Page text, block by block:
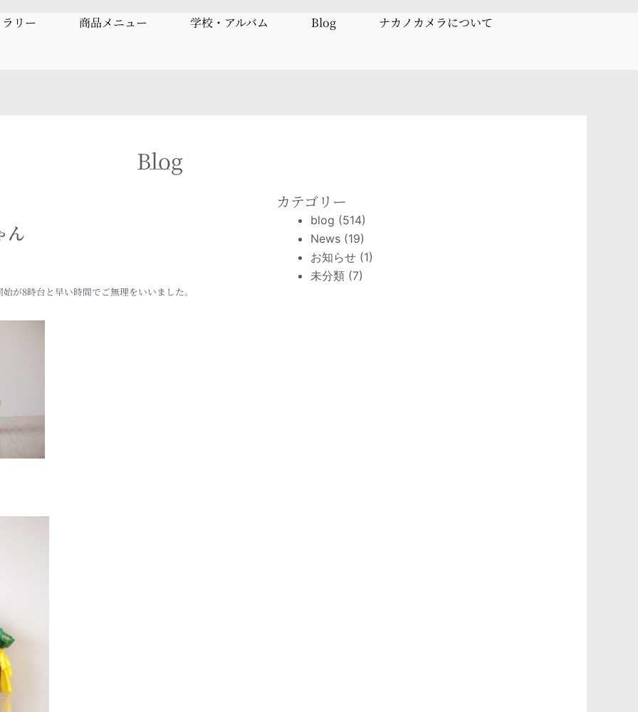
リー 商品メニュー 学校・アルバム Blog ナカノカメラについて
Blog
ん
が8時台と早い時間でご無理をいいました。
カテゴリー
blog (514)
News (19)
お知らせ (1)
未分類 (7)